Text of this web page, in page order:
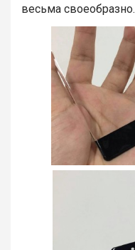
весьма своеобразно.